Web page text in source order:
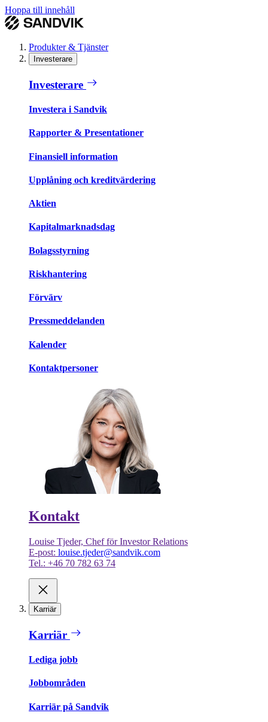
Hoppa till innehåll
Produkter & Tjänster
Investerare
Investerare
Investera i Sandvik
Rapporter & Presentationer
Finansiell information
Upplåning och kreditvärdering
Aktien
Kapitalmarknadsdag
Bolagsstyrning
Riskhantering
Förvärv
Pressmeddelanden
Kalender
Kontaktpersoner
Kontakt
Louise Tjeder, Chef för Investor Relations
E-post: louise.tjeder@sandvik.com
Tel.: +46 70 782 63 74
Karriär
Karriär
Lediga jobb
Jobbområden
Karriär på Sandvik